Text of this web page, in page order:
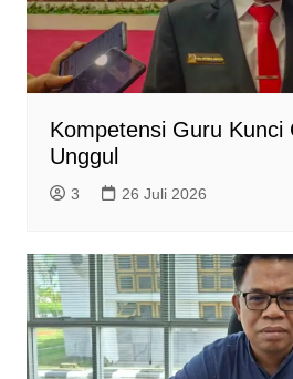
Kompetensi Guru Kunci
Unggul
3 26 Juli 2026